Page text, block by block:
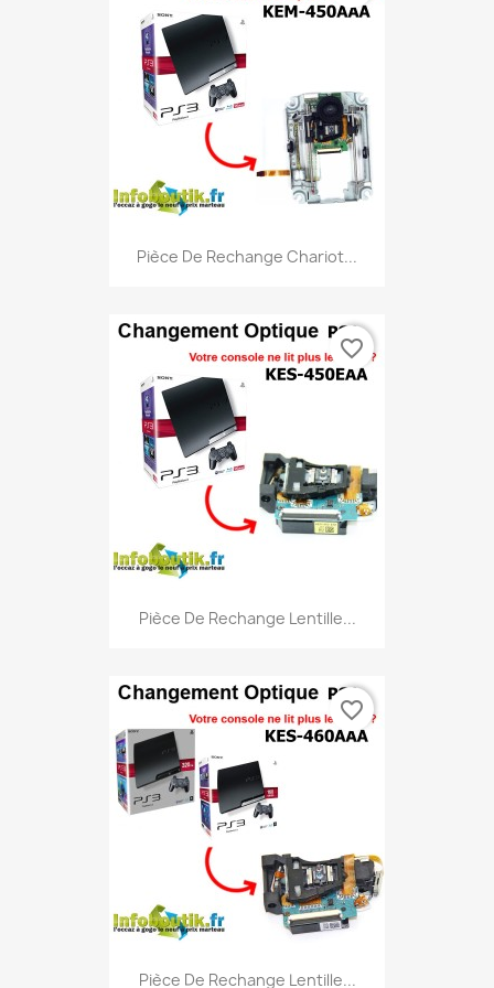
Pièce De Rechange Chariot...
Pièce De Rechange Lentille...
favorite_border
Pièce De Rechange Lentille...
favorite_border